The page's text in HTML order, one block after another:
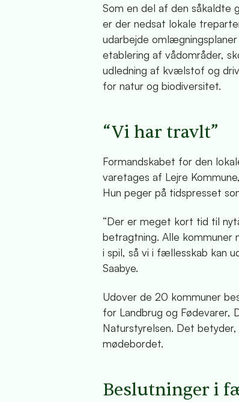
Som en del af den
er der nedsat lokale
udarbejde
etablering af vådområder,
udledning af kvælstof og
for natur og biodiversitet.
“Vi har travlt”
Formandskabet for den
varetages af Lejre
Hun peger på tidspresset
“Der er meget kort tid til
betragtning. Alle kommuner
i spil, så vi i fællesskab kan
Saabye.
Udover de 20 kommuner
for Landbrug og Fødevarer,
Naturstyrelsen. Det
mødebordet.
Beslutninger i